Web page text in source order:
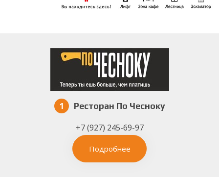
1 Ресторан По Чесноку
+7 (927) 245-69-97
Подробнее